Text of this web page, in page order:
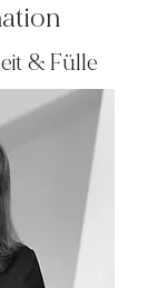
& Fülle